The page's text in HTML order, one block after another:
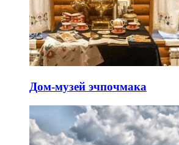
Дом-музей эчпочмака